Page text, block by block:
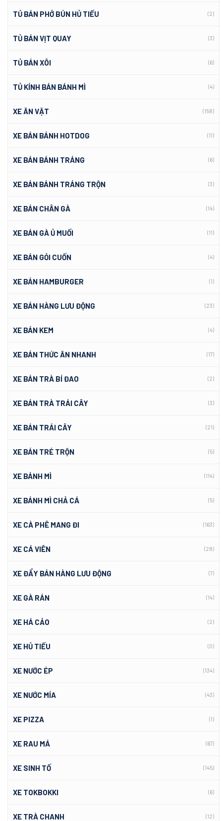
TỦ BÁN PHỞ BÚN HỦ TIẾU (2)
TỦ BÁN VỊT QUAY (3)
TỦ BÁN XÔI (6)
TỦ KÍNH BÁN BÁNH MÌ (4)
XE ĂN VẶT (158)
XE BÁN BÁNH HOTDOG (11)
XE BÁN BÁNH TRÁNG (6)
XE BÁN BÁNH TRÁNG TRỘN (3)
XE BÁN CHÂN GÀ (14)
XE BÁN GÀ Ủ MUỐI (11)
XE BÁN GỎI CUỐN (4)
XE BÁN HAMBURGER (1)
XE BÁN HÀNG LƯU ĐỘNG (23)
XE BÁN KEM (4)
XE BÁN THỨC ĂN NHANH (17)
XE BÁN TRÀ BÍ ĐAO (2)
XE BÁN TRÀ TRÁI CÂY (3)
XE BÁN TRÁI CÂY (21)
XE BÁN TRÉ TRỘN (5)
XE BÁNH MÌ (114)
XE BÁNH MÌ CHẢ CÁ (5)
XE CÀ PHÊ MANG ĐI (163)
XE CÁ VIÊN (28)
XE ĐẨY BÁN HÀNG LƯU ĐỘNG (7)
XE GÀ RÁN (14)
XE HÁ CẢO (2)
XE HỦ TIẾU (0)
XE NƯỚC ÉP (134)
XE NƯỚC MÍA (43)
XE PIZZA (1)
XE RAU MÁ (67)
XE SINH TỐ (145)
XE TOKBOKKI (6)
XE TRÀ CHANH (12)